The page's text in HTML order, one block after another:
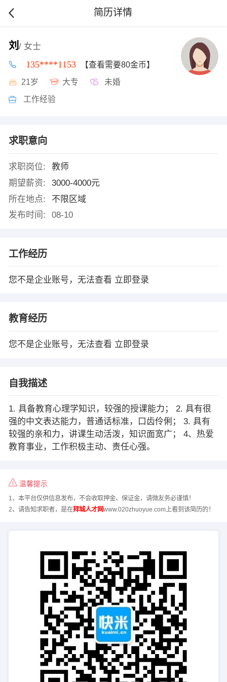
简历详情
刘 / 女士
135****1153 【查看需要80金币】
21岁 大专 未婚
工作经验
求职意向
求职岗位:
教师
期望薪资:
3000-4000元
所在地点:
不限区域
发布时间:
08-10
工作经历
您不是企业账号，无法查看 立即登录
教育经历
您不是企业账号，无法查看 立即登录
自我描述
1. 具备教育心理学知识，较强的授课能力； 2. 具有很
强的中文表达能力，普通话标准，口齿伶俐； 3. 具有
较强的亲和力，讲课生动活泼，知识面宽广； 4、热爱
教育事业，工作积极主动、责任心强。
温馨提示
1、本平台仅供信息发布，不会收取押金、保证金，请微友务必谨慎！
2、请告知求职者，是在拜城人才网www.020zhuoyue.com上看到该简历的！